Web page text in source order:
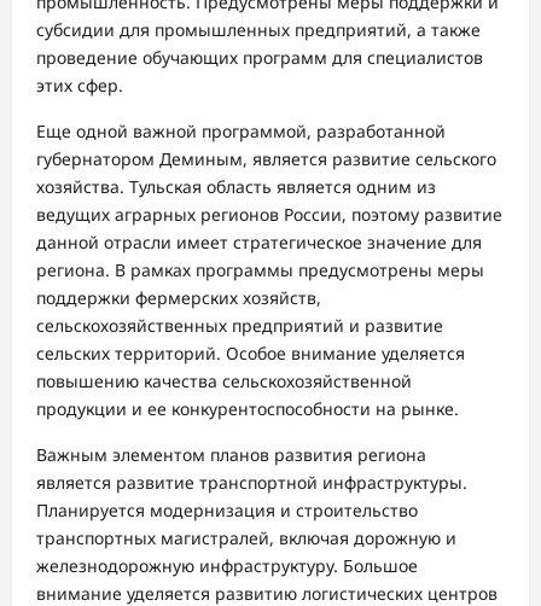
субсидии для промышленных предприятий, а также
проведение обучающих программ для специалистов
этих сфер.
Еще одной важной программой, разработанной
губернатором Деминым, является развитие сельского
хозяйства. Тульская область является одним из
ведущих аграрных регионов России, поэтому развитие
данной отрасли имеет стратегическое значение для
региона. В рамках программы предусмотрены меры
поддержки фермерских хозяйств,
сельскохозяйственных предприятий и развитие
сельских территорий. Особое внимание уделяется
повышению качества сельскохозяйственной
продукции и ее конкурентоспособности на рынке.
Важным элементом планов развития региона
является развитие транспортной инфраструктуры.
Планируется модернизация и строительство
транспортных магистралей, включая дорожную и
железнодорожную инфраструктуру. Большое
внимание уделяется развитию логистических центров